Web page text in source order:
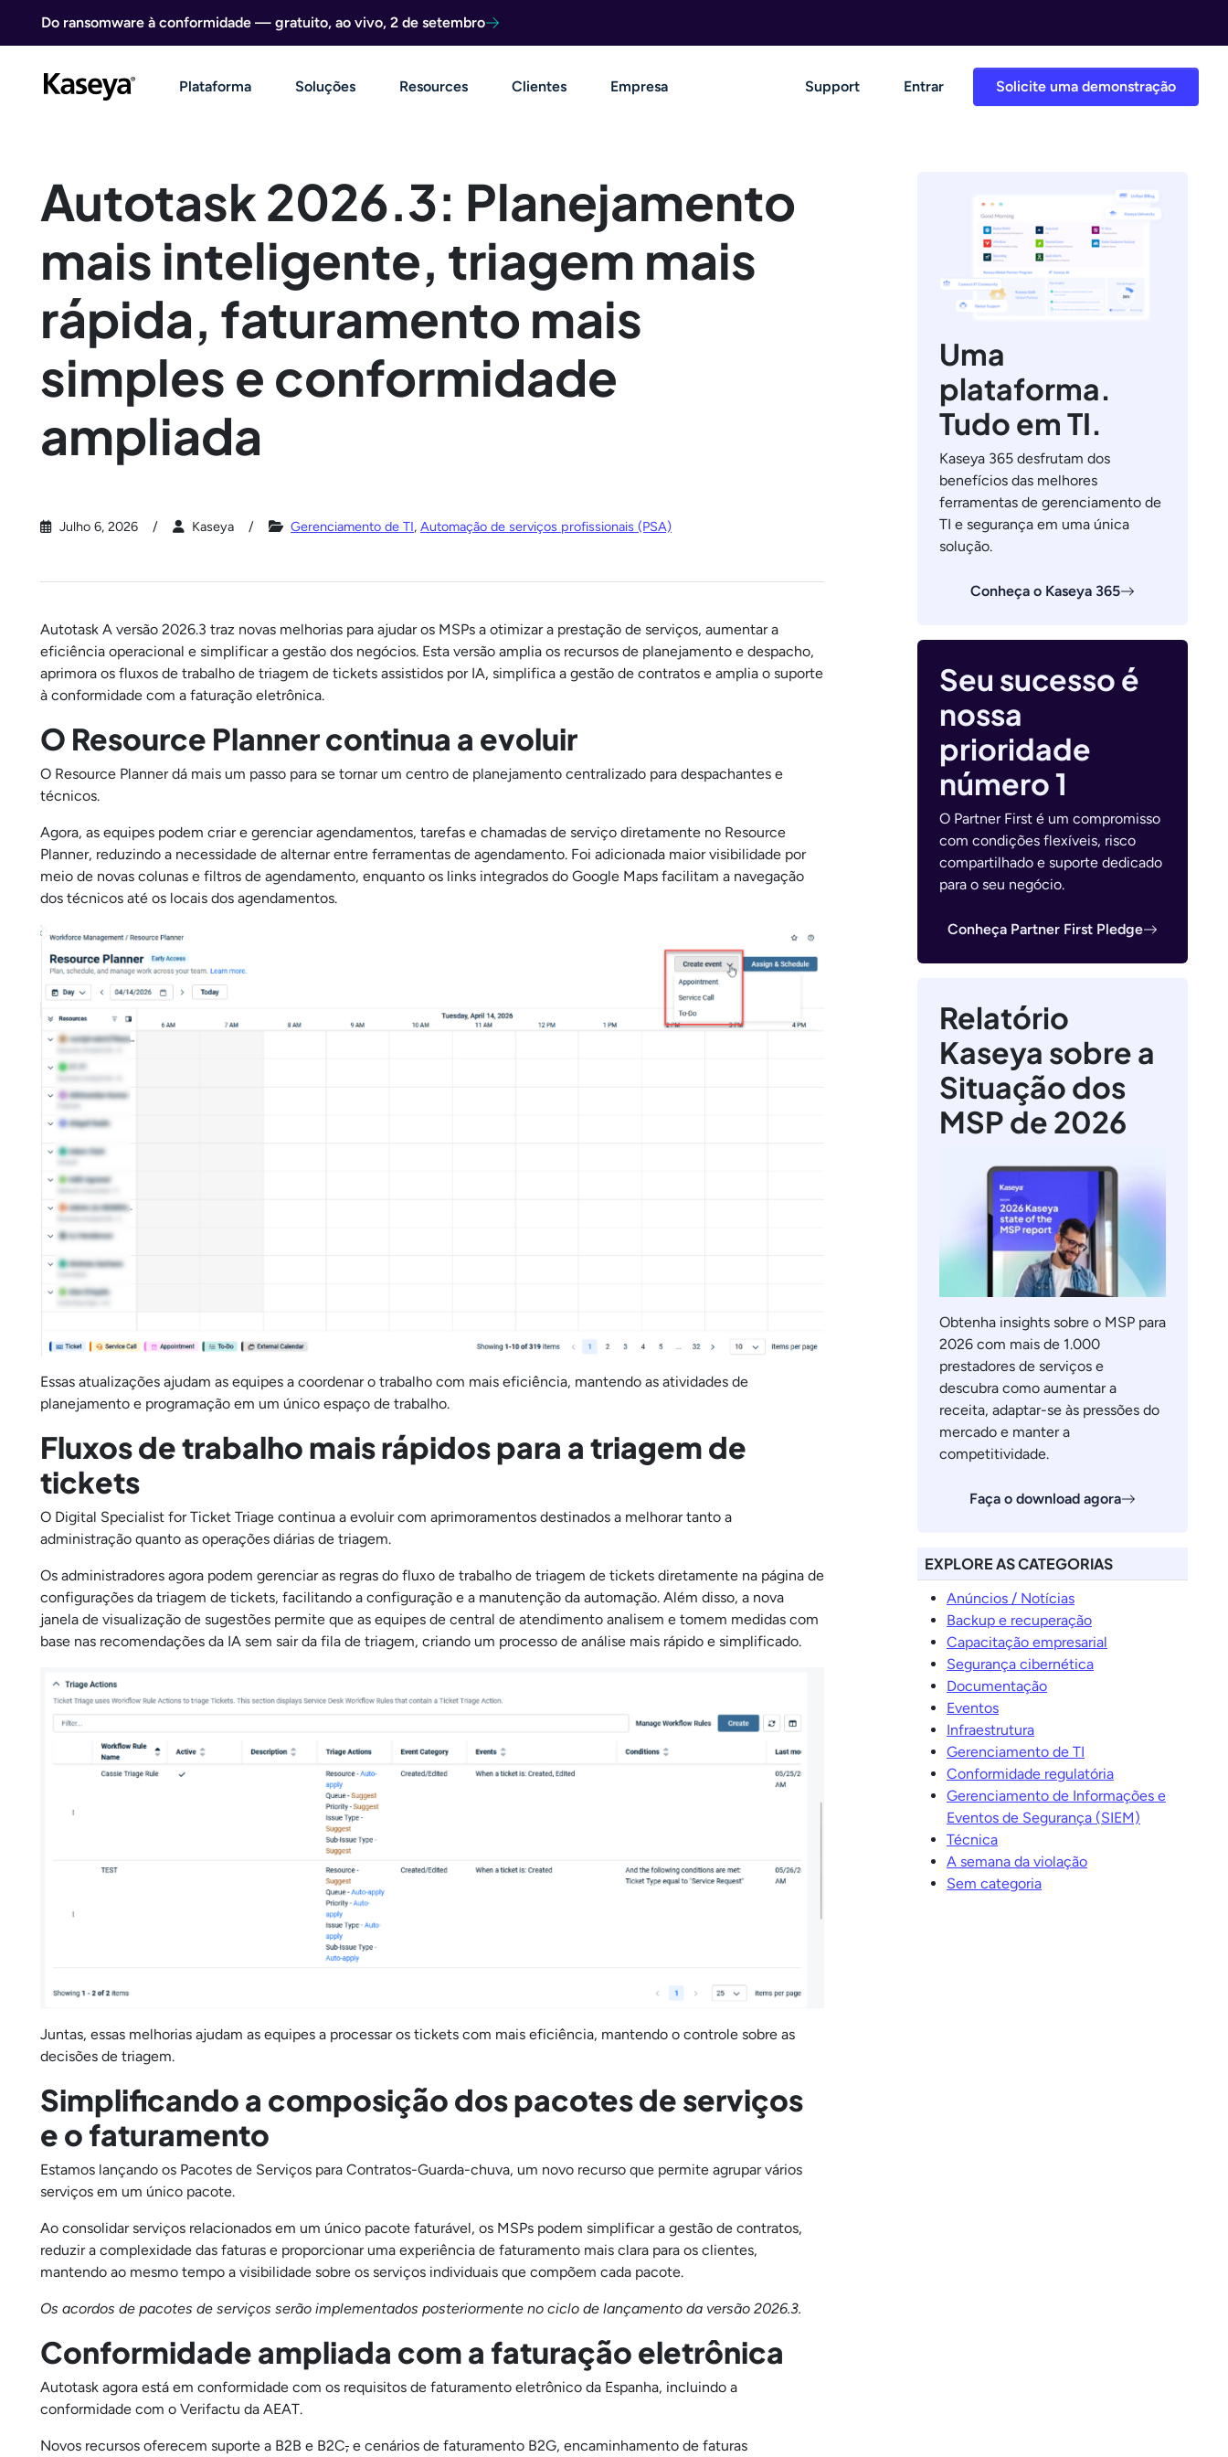
Do ransomware à conformidade — gratuito, ao vivo, 2 de setembro
Solicite uma demonstração
Plataforma Soluções Resources Clientes Empresa Support Entrar
Autotask 2026.3: Planejamento
mais inteligente, triagem mais
rápida, faturamento mais
simples e conformidade
ampliada
Julho 6, 2026 Kaseya Gerenciamento de TI, Automação de serviços profissionais (PSA)
Autotask A versão 2026.3 traz novas melhorias para ajudar os MSPs a otimizar a prestação de serviços, aumentar a
eficiência operacional e simplificar a gestão dos negócios. Esta versão amplia os recursos de planejamento e despacho,
aprimora os fluxos de trabalho de triagem de tickets assistidos por IA, simplifica a gestão de contratos e amplia o suporte
à conformidade com a faturação eletrônica.
O Resource Planner continua a evoluir
O Resource Planner dá mais um passo para se tornar um centro de planejamento centralizado para despachantes e
técnicos.
Agora, as equipes podem criar e gerenciar agendamentos, tarefas e chamadas de serviço diretamente no Resource
Planner, reduzindo a necessidade de alternar entre ferramentas de agendamento. Foi adicionada maior visibilidade por
meio de novas colunas e filtros de agendamento, enquanto os links integrados do Google Maps facilitam a navegação
dos técnicos até os locais dos agendamentos.
Essas atualizações ajudam as equipes a coordenar o trabalho com mais eficiência, mantendo as atividades de
planejamento e programação em um único espaço de trabalho.
Fluxos de trabalho mais rápidos para a triagem de
tickets
O Digital Specialist for Ticket Triage continua a evoluir com aprimoramentos destinados a melhorar tanto a
administração quanto as operações diárias de triagem.
Os administradores agora podem gerenciar as regras do fluxo de trabalho de triagem de tickets diretamente na página de
configurações da triagem de tickets, facilitando a configuração e a manutenção da automação. Além disso, a nova
janela de visualização de sugestões permite que as equipes de central de atendimento analisem e tomem medidas com
base nas recomendações da IA sem sair da fila de triagem, criando um processo de análise mais rápido e simplificado.
Juntas, essas melhorias ajudam as equipes a processar os tickets com mais eficiência, mantendo o controle sobre as
decisões de triagem.
Simplificando a composição dos pacotes de serviços
e o faturamento
Estamos lançando os Pacotes de Serviços para Contratos-Guarda-chuva, um novo recurso que permite agrupar vários
serviços em um único pacote.
Ao consolidar serviços relacionados em um único pacote faturável, os MSPs podem simplificar a gestão de contratos,
reduzir a complexidade das faturas e proporcionar uma experiência de faturamento mais clara para os clientes,
mantendo ao mesmo tempo a visibilidade sobre os serviços individuais que compõem cada pacote.
Os acordos de pacotes de serviços serão implementados posteriormente no ciclo de lançamento da versão 2026.3.
Conformidade ampliada com a faturação eletrônica
Autotask agora está em conformidade com os requisitos de faturamento eletrônico da Espanha, incluindo a
conformidade com o Verifactu da AEAT.
Novos recursos oferecem suporte a B2B e B2C, e cenários de faturamento B2G, encaminhamento de faturas
Uma
plataforma.
Tudo em TI.
Kaseya 365 desfrutam dos
benefícios das melhores
ferramentas de gerenciamento de
TI e segurança em uma única
solução.
Conheça o Kaseya 365
Seu sucesso é
nossa
prioridade
número 1
O Partner First é um compromisso
com condições flexíveis, risco
compartilhado e suporte dedicado
para o seu negócio.
Conheça Partner First Pledge
Relatório
Kaseya sobre a
Situação dos
MSP de 2026
Obtenha insights sobre o MSP para
2026 com mais de 1.000
prestadores de serviços e
descubra como aumentar a
receita, adaptar-se às pressões do
mercado e manter a
competitividade.
Faça o download agora
EXPLORE AS CATEGORIAS
Anúncios / Notícias
Backup e recuperação
Capacitação empresarial
Segurança cibernética
Documentação
Eventos
Infraestrutura
Gerenciamento de TI
Conformidade regulatória
Gerenciamento de Informações e
Eventos de Segurança (SIEM)
Técnica
A semana da violação
Sem categoria